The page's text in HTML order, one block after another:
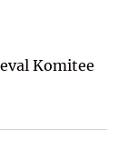
Karneval